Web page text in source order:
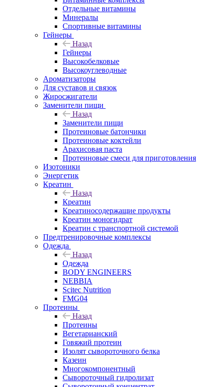
Отдельные витамины
Минералы
Спортивные витамины
Гейнеры
Назад
Гейнеры
Высокобелковые
Высокоуглеводные
Ароматизаторы
Для суставов и связок
Жиросжигатели
Заменители пищи
Назад
Заменители пищи
Протеиновые батончики
Протеиновые коктейли
Арахисовая паста
Протеиновые смеси для приготовления
Изотоники
Энергетик
Креатин
Назад
Креатин
Креатиносодержащие продукты
Креатин моногидрат
Креатин с транспортной системой
Предтренировочные комплексы
Одежда
Назад
Одежда
BODY ENGINEERS
NEBBIA
Scitec Nutrition
FMG04
Протеины
Назад
Протеины
Вегетарианский
Говяжий протеин
Изолят сывороточного белка
Казеин
Многокомпонентный
Сывороточный гидролизат